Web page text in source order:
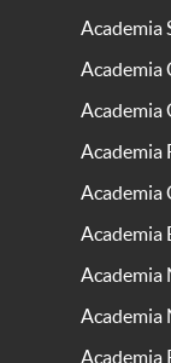
Academia
Academia
Academia
Academia
Academia
Academia
Academia
Academia
Academia